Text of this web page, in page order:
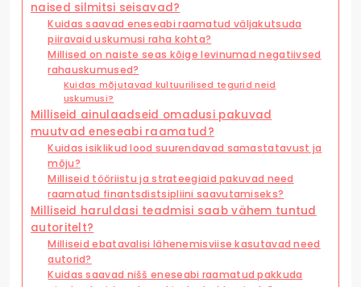
naised silmitsi seisavad?
Kuidas saavad eneseabi raamatud väljakutsuda
piiravaid uskumusi raha kohta?
Millised on naiste seas kõige levinumad negatiivsed
rahauskumused?
Kuidas mõjutavad kultuurilised tegurid neid
uskumusi?
Milliseid ainulaadseid omadusi pakuvad
muutvad eneseabi raamatud?
Kuidas isiklikud lood suurendavad samastatavust ja
mõju?
Milliseid tööriistu ja strateegiaid pakuvad need
raamatud finantsdistsipliini saavutamiseks?
Milliseid haruldasi teadmisi saab vähem tuntud
autoritelt?
Milliseid ebatavalisi lähenemisviise kasutavad need
autorid?
Kuidas saavad nišš eneseabi raamatud pakkuda